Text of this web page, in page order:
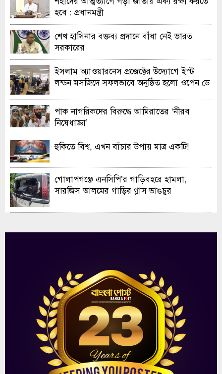
হবে : প্রধানমন্ত্রী
শেখ হাসিনার বক্তব্য প্রদানে বাঁধা নেই ভারত
সরকারের
ইসলাম অ্যাওয়ারনেস প্রজেক্টের উদ্যোগে ইস্ট
লন্ডন মসজিদে সফলভাবে অনুষ্ঠিত হলো ওপেন ডে
পাক নাগরিকদের বিরুদ্ধে আমিরাতের ‘নীরব
নিষেধাজ্ঞা’
হুকিতে বিশ্ব, এখন বাঁচার উপায় মাত্র একটি!
গোলাপগঞ্জে এনসিপি’র গাড়িবহরে হামলা,
সারজিস আলমের গাড়ির গ্লাস ভাঙচুর